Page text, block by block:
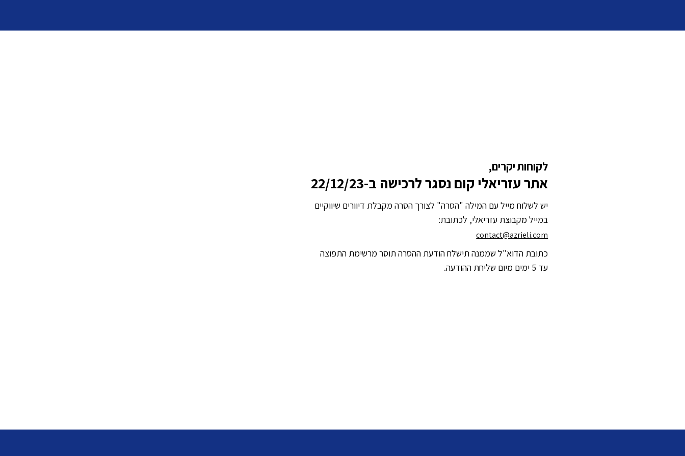
לקוחות יקרים,
אתר עזריאלי קום נסגר לרכישה ב-22/12/23
יש לשלוח מייל עם המילה "הסרה" לצורך הסרה מקבלת דיוורים שיווקיים
במייל מקבוצת עזריאלי, לכתובת:
contact@azrieli.com
כתובת הדוא"ל שממנה תישלח הודעת ההסרה תוסר מרשימת התפוצה
עד 5 ימים מיום שליחת ההודעה.